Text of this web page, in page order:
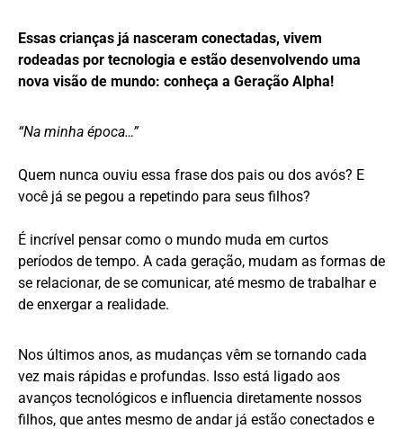
Essas crianças já nasceram conectadas, vivem
rodeadas por tecnologia e estão desenvolvendo uma
nova visão de mundo: conheça a Geração Alpha!
“Na minha época…”
Quem nunca ouviu essa frase dos pais ou dos avós? E
você já se pegou a repetindo para seus filhos?
É incrível pensar como o mundo muda em curtos
períodos de tempo. A cada geração, mudam as formas de
se relacionar, de se comunicar, até mesmo de trabalhar e
de enxergar a realidade.
Nos últimos anos, as mudanças vêm se tornando cada
vez mais rápidas e profundas. Isso está ligado aos
avanços tecnológicos e influencia diretamente nossos
filhos, que antes mesmo de andar já estão conectados e